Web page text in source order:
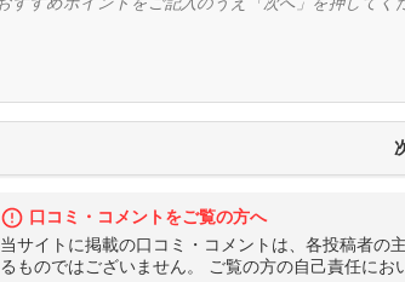
口コミ・コメントをご覧の方へ
当サイトに掲載の口コミ・コメントは、各投稿者の
るものではございません。 ご覧の方の自己責任にお